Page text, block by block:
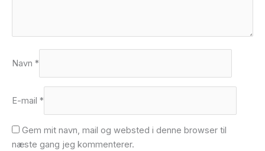
Navn *
E-mail *
Gem mit navn, mail og websted i denne browser til
næste gang jeg kommenterer.